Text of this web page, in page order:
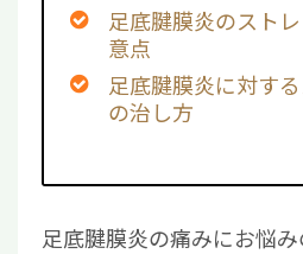
足底腱膜炎のスト
意点
足底腱膜炎に対す
の治し方
足底腱膜炎の痛みにお悩